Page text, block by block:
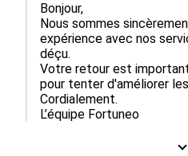
Bonjour,
Nous sommes
expérience avec nos
déçu.
Votre retour est
pour tenter d'améliorer
Cordialement.
L’équipe Fortuneo